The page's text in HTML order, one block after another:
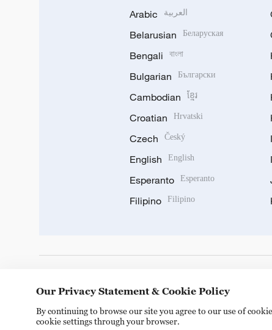
Arabic العربية
Belarusian Беларуская
Bengali বাংলা
Bulgarian Български
Cambodian ខ្មែរ
Croatian Hrvatski
Czech Český
English English
Esperanto Esperanto
Filipino Filipino
Our Privacy Statement & Cookie Policy
By continuing to browse our site you agree to our use of
cookie settings through your browser.